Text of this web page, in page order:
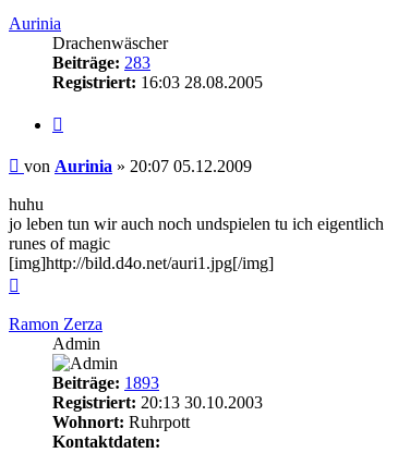
Aurinia
Drachenwäscher
Beiträge: 283
Registriert: 16:03 28.08.2005
Beitrag
von Aurinia » 20:07 05.12.2009
huhu
jo leben tun wir auch noch undspielen tu ich eigentlich
runes of magic
[img]http://bild.d4o.net/auri1.jpg[/img]
Ramon Zerza
Admin
Beiträge: 1893
Registriert: 20:13 30.10.2003
Wohnort: Ruhrpott
Kontaktdaten: